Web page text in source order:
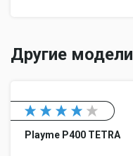
Другие модели
Playme P400 TETRA